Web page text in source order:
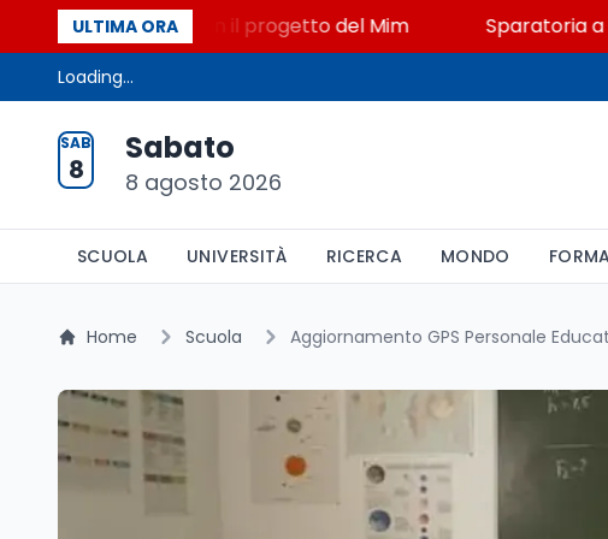
ULTIMA ORA
a Lerici con il progetto del Mim Sparatoria a
Loading...
SAB
8
Sabato
8 agosto 2026
SCUOLA UNIVERSITÀ RICERCA MONDO
Home Scuola